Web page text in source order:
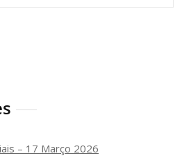
– 17 Março 2026